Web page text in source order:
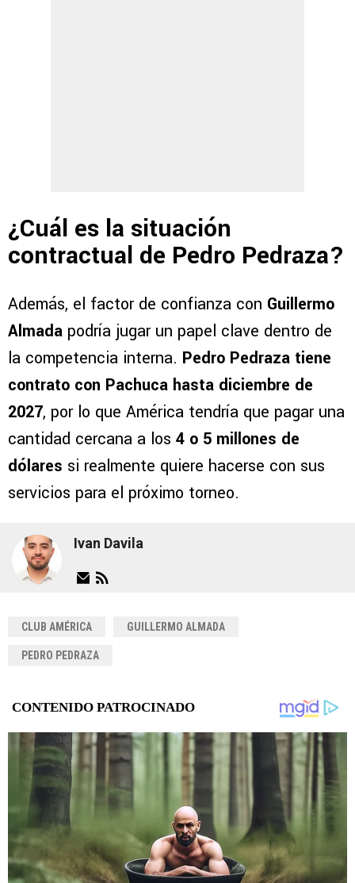
¿Cuál es la situación
contractual de Pedro Pedraza?
Además, el factor de confianza con Guillermo
Almada podría jugar un papel clave dentro de
la competencia interna. Pedro Pedraza tiene
contrato con Pachuca hasta diciembre de
2027, por lo que América tendría que pagar una
cantidad cercana a los 4 o 5 millones de
dólares si realmente quiere hacerse con sus
servicios para el próximo torneo.
Ivan Davila
CLUB AMÉRICA GUILLERMO ALMADA
PEDRO PEDRAZA